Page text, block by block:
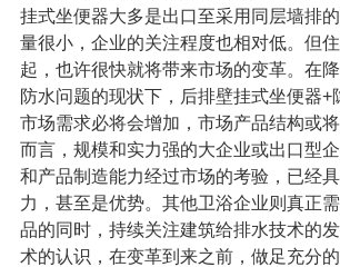
挂式坐便器大多是出口至采用同层墙排
量很小，企业的关注程度也相对低。但
起，也许很快就将带来市场的变革。在
防水问题的现状下，后排壁挂式坐便器+
市场需求必将会增加，市场产品结构或
而言，规模和实力强的大企业或出口型
和产品制造能力经过市场的考验，已经
力，甚至是优势。其他卫浴企业则真正
品的同时，持续关注建筑给排水技术的
术的认识，在变革到来之前，做足充分的